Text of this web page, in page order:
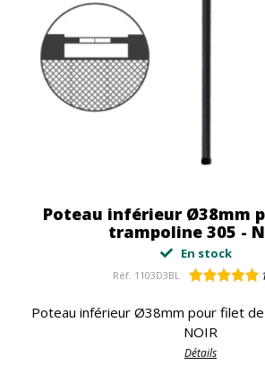
Poteau inférieur Ø38mm
trampoline 305 -
En stock
Réf. 1103D3BL
Poteau inférieur Ø38mm pour filet
NOIR
Détails